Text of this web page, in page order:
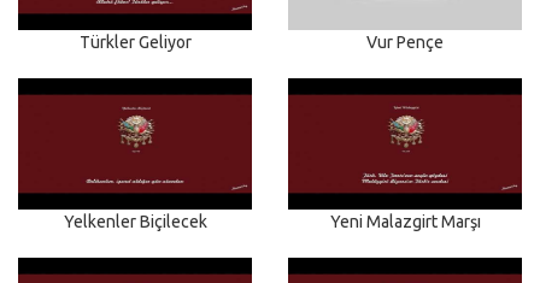
Türkler Geliyor Vur Pençe
Yelkenler Biçilecek Yeni Malazgirt Marşı